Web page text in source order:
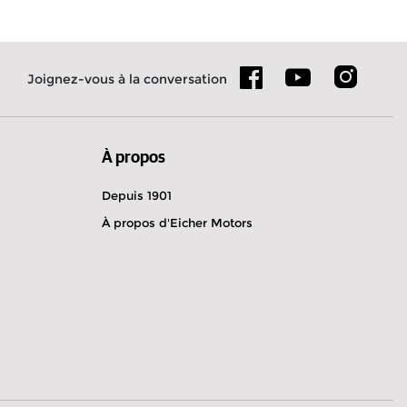
Joignez-vous à la conversation
À propos
Depuis 1901
À propos d'Eicher Motors